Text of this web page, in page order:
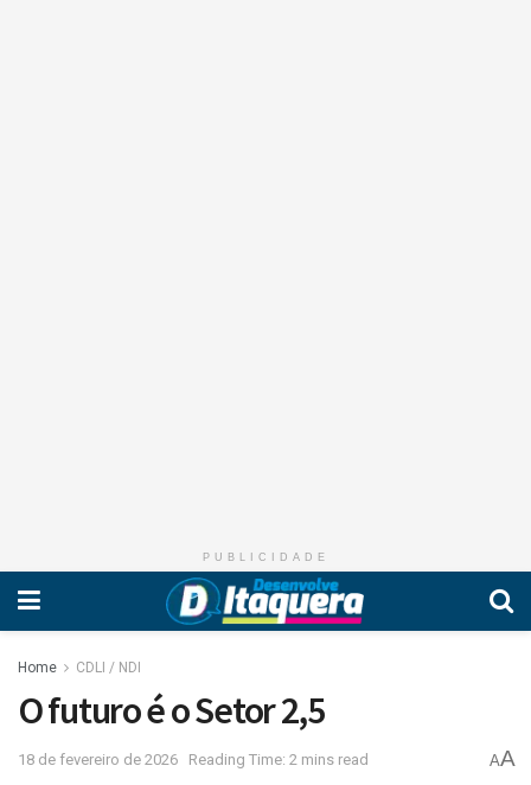
PUBLICIDADE
Home CDLI / NDI
O futuro é o Setor 2,5
18 de fevereiro de 2026 Reading Time: 2 mins read AA